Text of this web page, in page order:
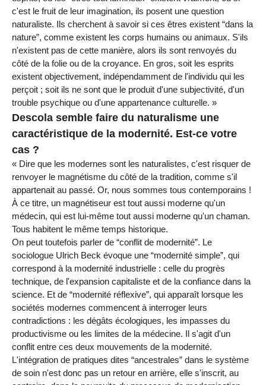
c'est le fruit de leur imagination, ils posent une question
naturaliste. Ils cherchent à savoir si ces êtres existent “dans la
nature”, comme existent les corps humains ou animaux. S'ils
n'existent pas de cette manière, alors ils sont renvoyés du
côté de la folie ou de la croyance. En gros, soit les esprits
existent objectivement, indépendamment de l'individu qui les
perçoit ; soit ils ne sont que le produit d'une subjectivité, d'un
trouble psychique ou d'une appartenance culturelle. »
Descola semble faire du naturalisme une
caractéristique de la modernité. Est-ce votre
cas ?
« Dire que les modernes sont les naturalistes, c'est risquer de
renvoyer le magnétisme du côté de la tradition, comme s'il
appartenait au passé. Or, nous sommes tous contemporains !
À ce titre, un magnétiseur est tout aussi moderne qu'un
médecin, qui est lui-même tout aussi moderne qu'un chaman.
Tous habitent le même temps historique.
On peut toutefois parler de “conflit de modernité”. Le
sociologue Ulrich Beck évoque une “modernité simple”, qui
correspond à la modernité industrielle : celle du progrès
technique, de l'expansion capitaliste et de la confiance dans la
science. Et de “modernité réflexive”, qui apparaît lorsque les
sociétés modernes commencent à interroger leurs
contradictions : les dégâts écologiques, les impasses du
productivisme ou les limites de la médecine. Il s'agit d'un
conflit entre ces deux mouvements de la modernité.
L'intégration de pratiques dites “ancestrales” dans le système
de soin n'est donc pas un retour en arrière, elle s'inscrit, au